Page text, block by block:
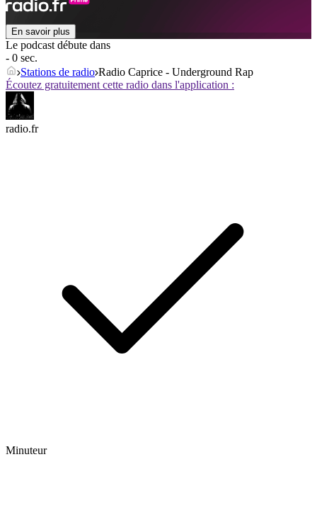
En savoir plus
Le podcast débute dans
- 0 sec.
Stations de radio Radio Caprice - Underground Rap
Écoutez gratuitement cette radio dans l'application :
radio.fr
Minuteur